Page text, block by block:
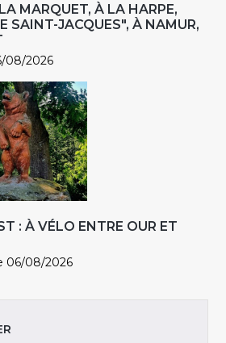
MARQUET, À LA HARPE,
SAINT-JACQUES", À NAMUR,
08/2026
: À VÉLO ENTRE OUR ET
06/08/2026